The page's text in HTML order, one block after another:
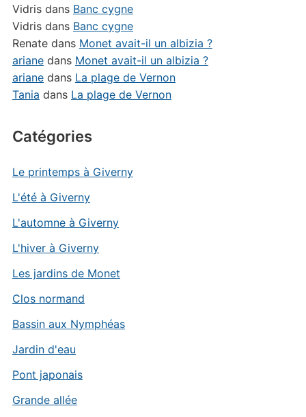
Vidrisdans Banc cygne
Vidrisdans Banc cygne
Renatedans Monet avait-il un albizia ?
arianedans Monet avait-il un albizia ?
arianedans La plage de Vernon
Tania dans La plage de Vernon
Catégories
Le printemps à Giverny
L'été à Giverny
L'automne à Giverny
L'hiver à Giverny
Les jardins de Monet
Clos normand
Bassin aux Nymphéas
Jardin d'eau
Pont japonais
Grande allée